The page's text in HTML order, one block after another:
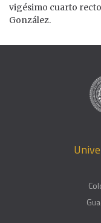
vigésimo cuarto
González.